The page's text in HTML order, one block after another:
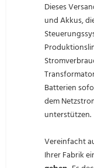
Dieses
und Akkus,
Batterien
dem
unterstützen.
Vereinfacht
Ihrer Fabrik